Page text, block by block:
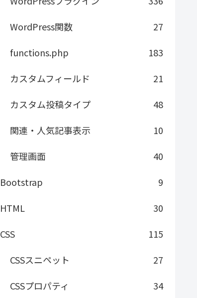
WordPress関数
27
functions.php
183
カスタムフィールド
21
カスタム投稿タイプ
48
関連・人気記事表示
10
管理画面
40
Bootstrap
9
HTML
30
CSS
115
CSSスニペット
27
CSSプロパティ
34